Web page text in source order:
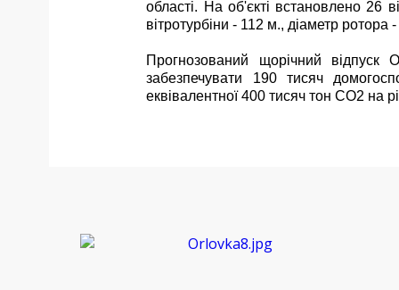
області. На об'єкті встановлено 26
вітротурбіни - 112 м., діаметр ротора -
Прогнозований щорічний
забезпечувати 190 тисяч
еквівалентної400 тисяч тон СО2 на